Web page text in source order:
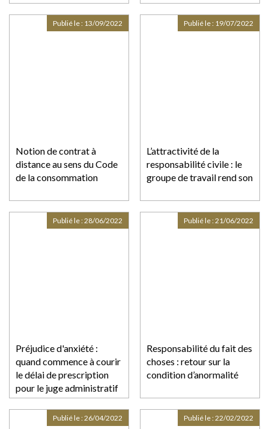
le transfert de la garde
Notion de contrat à
distance au sens du Code
de la consommation
Publié le : 13/09/2022
L’attractivité de la
responsabilité civile : le
groupe de travail rend son
Publié le : 19/07/2022
Préjudice d'anxiété :
quand commence à courir
le délai de prescription
pour le juge administratif
?
Publié le :28/06/2022
Responsabilité du fait des
choses : retour sur la
condition d’anormalité
Publié le :21/06/2022
Publié le :26/04/2022 Publié le :22/02/2022